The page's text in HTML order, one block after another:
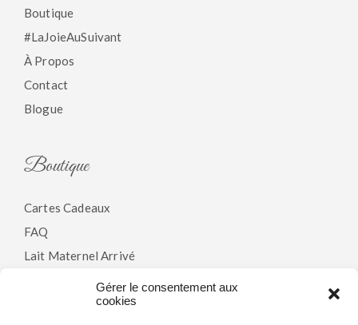
Gérer le consentement aux
cookies
Boutique
#LaJoieAuSuivant
À Propos
Contact
Blogue
Boutique
Cartes Cadeaux
FAQ
Lait Maternel Arrivé